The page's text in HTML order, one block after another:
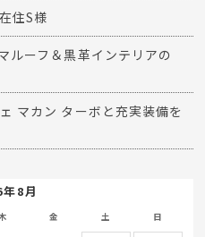
住S様
ルーフ＆黒革インテリアの
マカン ターボと充実装備を
8月
金 土 日